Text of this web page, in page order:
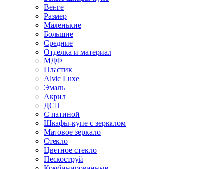
Венге
Размер
Маленькие
Большие
Средние
Отделка и материал
МДФ
Пластик
Alvic Luxe
Эмаль
Акрил
ДСП
С патиной
Шкафы-купе с зеркалом
Матовое зеркало
Стекло
Цветное стекло
Пескоструй